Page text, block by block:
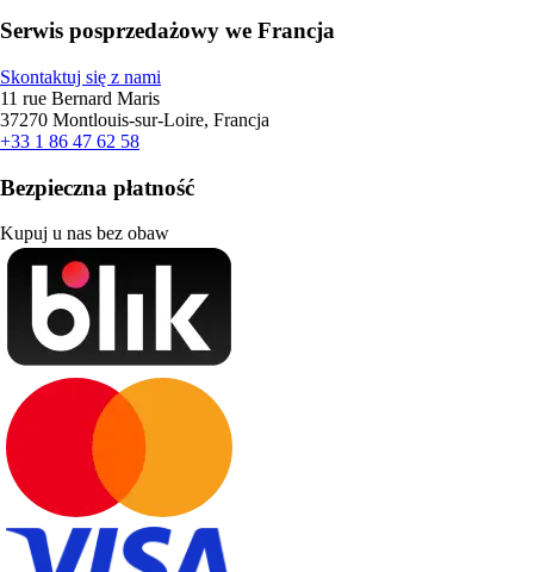
Serwis posprzedażowy we Francja
Skontaktuj się z nami
11 rue Bernard Maris
37270 Montlouis-sur-Loire, Francja
+33 1 86 47 62 58
Bezpieczna płatność
Kupuj u nas bez obaw